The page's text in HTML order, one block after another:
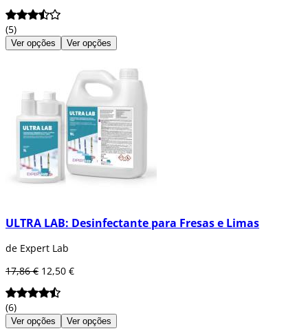
(5)
Ver opções Ver opções
ULTRA LAB: Desinfectante para Fresas e Limas
de Expert Lab
17,86 € 12,50 €
(6)
Ver opções Ver opções